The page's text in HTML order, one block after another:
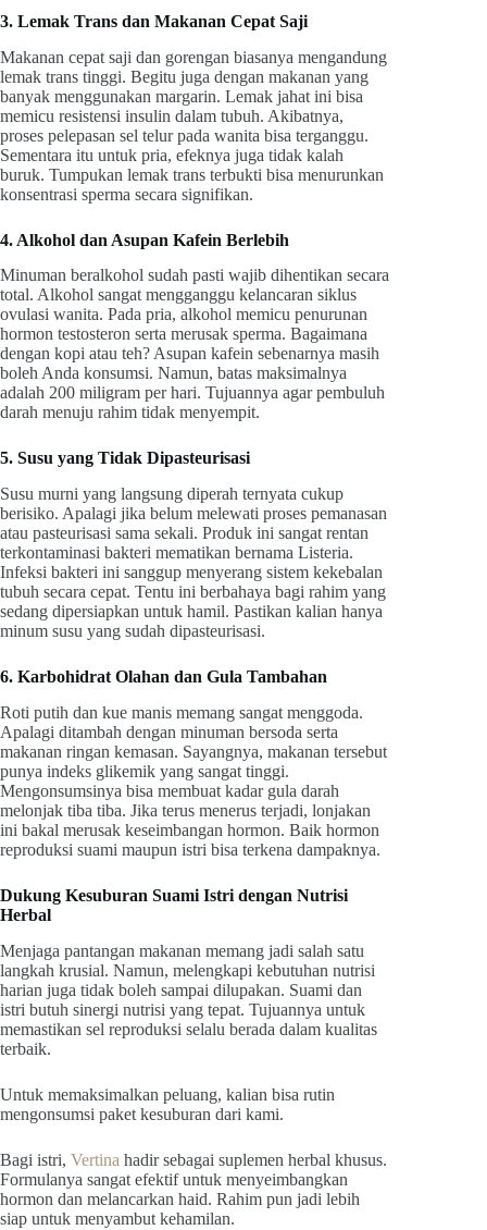
3. Lemak Trans dan Makanan Cepat Saji
Makanan cepat saji dan gorengan biasanya mengandung
lemak trans tinggi. Begitu juga dengan makanan yang
banyak menggunakan margarin. Lemak jahat ini bisa
memicu resistensi insulin dalam tubuh. Akibatnya,
proses pelepasan sel telur pada wanita bisa terganggu.
Sementara itu untuk pria, efeknya juga tidak kalah
buruk. Tumpukan lemak trans terbukti bisa menurunkan
konsentrasi sperma secara signifikan.
4. Alkohol dan Asupan Kafein Berlebih
Minuman beralkohol sudah pasti wajib dihentikan secara
total. Alkohol sangat mengganggu kelancaran siklus
ovulasi wanita. Pada pria, alkohol memicu penurunan
hormon testosteron serta merusak sperma. Bagaimana
dengan kopi atau teh? Asupan kafein sebenarnya masih
boleh Anda konsumsi. Namun, batas maksimalnya
adalah 200 miligram per hari. Tujuannya agar pembuluh
darah menuju rahim tidak menyempit.
5. Susu yang Tidak Dipasteurisasi
Susu murni yang langsung diperah ternyata cukup
berisiko. Apalagi jika belum melewati proses pemanasan
atau pasteurisasi sama sekali. Produk ini sangat rentan
terkontaminasi bakteri mematikan bernama Listeria.
Infeksi bakteri ini sanggup menyerang sistem kekebalan
tubuh secara cepat. Tentu ini berbahaya bagi rahim yang
sedang dipersiapkan untuk hamil. Pastikan kalian hanya
minum susu yang sudah dipasteurisasi.
6. Karbohidrat Olahan dan Gula Tambahan
Roti putih dan kue manis memang sangat menggoda.
Apalagi ditambah dengan minuman bersoda serta
makanan ringan kemasan. Sayangnya, makanan tersebut
punya indeks glikemik yang sangat tinggi.
Mengonsumsinya bisa membuat kadar gula darah
melonjak tiba tiba. Jika terus menerus terjadi, lonjakan
ini bakal merusak keseimbangan hormon. Baik hormon
reproduksi suami maupun istri bisa terkena dampaknya.
Dukung Kesuburan Suami Istri dengan Nutrisi
Herbal
Menjaga pantangan makanan memang jadi salah satu
langkah krusial. Namun, melengkapi kebutuhan nutrisi
harian juga tidak boleh sampai dilupakan. Suami dan
istri butuh sinergi nutrisi yang tepat. Tujuannya untuk
memastikan sel reproduksi selalu berada dalam kualitas
terbaik.
Untuk memaksimalkan peluang, kalian bisa rutin
mengonsumsi paket kesuburan dari kami.
Bagi istri, Vertina hadir sebagai suplemen herbal khusus.
Formulanya sangat efektif untuk menyeimbangkan
hormon dan melancarkan haid. Rahim pun jadi lebih
siap untuk menyambut kehamilan.